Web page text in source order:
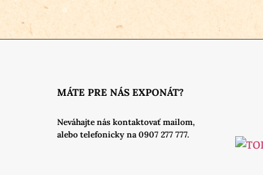
MÁTE PRE NÁS EXPONÁT?
Neváhajte nás kontaktovať mailom,
alebo telefonicky na 0907 277 777.